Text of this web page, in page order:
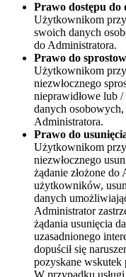
Prawo dostępu do
Użytkownikom
swoich danych
do Administratora.
Prawo do
Użytkownikom
niezwłocznego
nieprawidłowe lub /
danych osobowych,
Administratora.
Prawo do
Użytkownikom
niezwłocznego
żądanie złożone
użytkowników,
danych
Administrator
żądania usunięcia
uzasadnionego
dopuścił się
pozyskane wskutek